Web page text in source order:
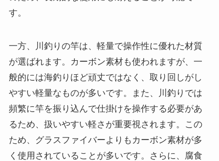
す。
一方、川釣りの竿は、軽量で操作性に優れた材質
が選ばれます。カーボン素材も使われますが、一
般的には海釣りほど頑丈ではなく、取り回しがし
やすい軽量なものが多いです。また、川釣りでは
頻繁に竿を振り込んで仕掛けを操作する必要があ
るため、扱いやすい軽さが重要視されます。この
ため、グラスファイバーよりもカーボン素材が多
く使用されていることが多いです。さらに、腐食